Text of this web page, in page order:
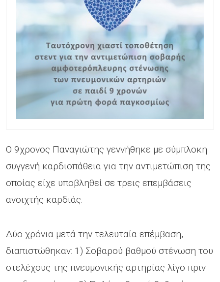
Ο 9χρονος Παναγιώτης γεννήθηκε με σύμπλοκη
συγγενή καρδιοπάθεια για την αντιμετώπιση της
οποίας είχε υποβληθεί σε τρεις επεμβάσεις
ανοιχτής καρδιάς.
Δύο χρόνια μετά την τελευταία επέμβαση,
διαπιστώθηκαν: 1) Σοβαρού βαθμού στένωση του
στελέχους της πνευμονικής αρτηρίας λίγο πριν